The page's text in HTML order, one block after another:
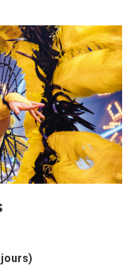
jours)